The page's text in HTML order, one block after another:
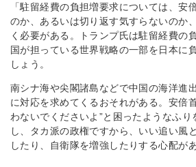
「駐留経費の負担増要求については、安
のか、あるいは切り返す気すらないのか
く必要がある。トランプ氏は駐留経費の
国が担っている世界戦略の一部を日本に
しょう。
南シナ海や尖閣諸島などで中国の海洋進
に対応を求めてくるおそれがある。安倍
わないでくださいよ”と困ったようなふ
し、タカ派の政権ですから、いい追い風
したり、自衛隊を増強したりする心配が